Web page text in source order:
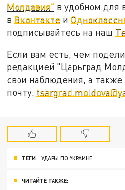
Молдавия" в удобном для
в Вконтакте и
подписывайтесь на наш
Если вам есть, чем
редакцией "Царьград
свои наблюдения, а также
почту:
ТЕГИ: УДАРЫ ПО УКРАИНЕ
ЧИТАЙТЕ ТАКЖЕ: